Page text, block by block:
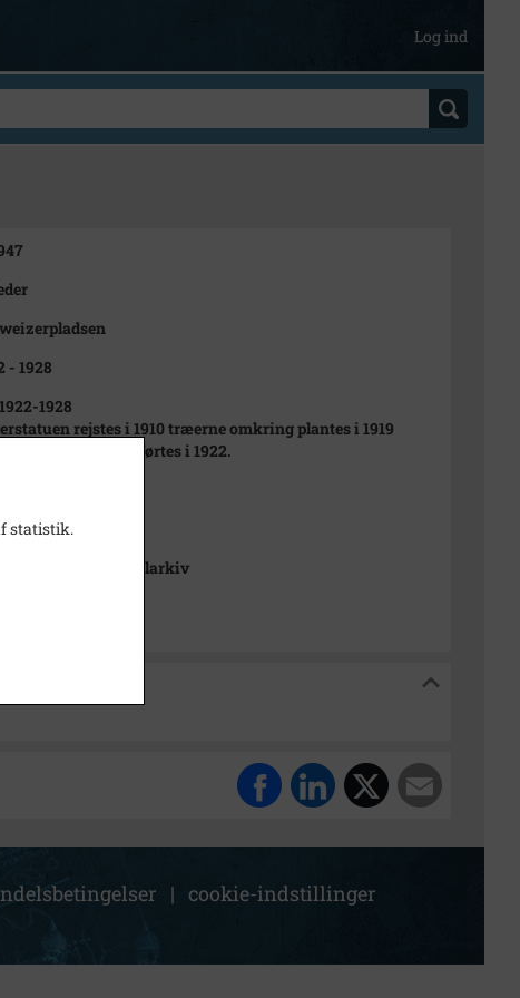
Log ind
- 1928
1928
rejstes i 1910 træerne omkring plantes i 1919
2 opførtes i 1922.
Stads- og Lokalarkiv
| cookie-indstillinger
statistik.